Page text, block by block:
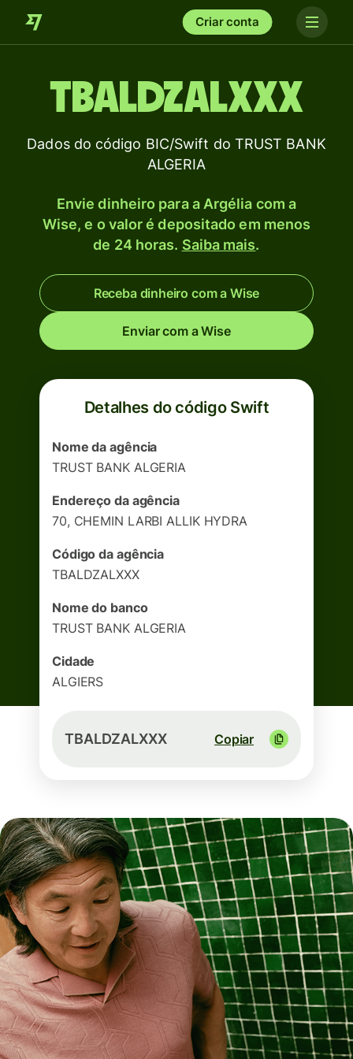
Criar conta
TBALDZALXXX
Dados do código BIC/Swift do TRUST BANK
ALGERIA
Envie dinheiro para a Argélia com a
Wise, e o valor é depositado em menos
de 24 horas. Saiba mais.
Receba dinheiro com a Wise
Enviar com a Wise
Detalhes do código Swift
Nome da agência
TRUST BANK ALGERIA
Endereço da agência
70, CHEMIN LARBI ALLIK HYDRA
Código da agência
TBALDZALXXX
Nome do banco
TRUST BANK ALGERIA
Cidade
ALGIERS
TBALDZALXXX Copiar